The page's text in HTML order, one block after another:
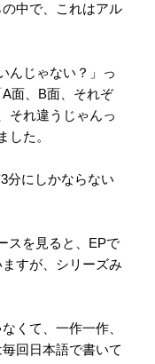
中で、これはアル
んじゃない？」っ
面、B面、それぞ
それ違うじゃんっ
した。
分にしかならない
スを見ると、EPで
すが、シリーズみ
くて、一作一作、
回日本語で書いて